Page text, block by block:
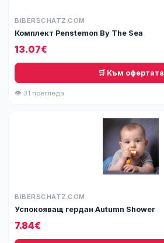
BIBERSCHATZ.COM
Комплект Penstemon By The Sea
13.07€
🛒 Към офертата
👁 31 прегледа
BIBERSCHATZ.COM
Успокояващ гердан Autumn Shower
7.84€